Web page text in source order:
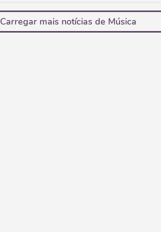
Carregar mais notícias de Música